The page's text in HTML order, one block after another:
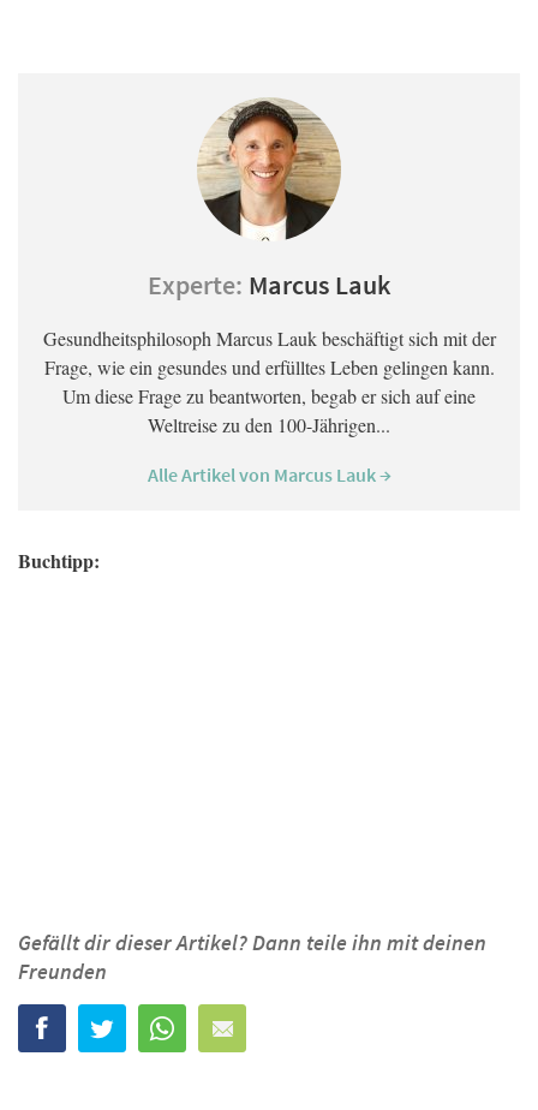
Experte: Marcus Lauk
Gesundheitsphilosoph Marcus Lauk beschäftigt sich mit der
Frage, wie ein gesundes und erfülltes Leben gelingen kann.
Um diese Frage zu beantworten, begab er sich auf eine
Weltreise zu den 100-Jährigen...
Alle Artikel von Marcus Lauk →
Buchtipp:
Gefällt dir dieser Artikel? Dann teile ihn mit deinen
Freunden